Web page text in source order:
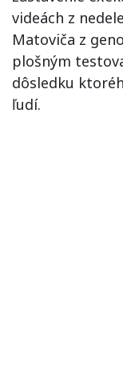
videách z
Matoviča z
plošným
dôsledku
ľudí.